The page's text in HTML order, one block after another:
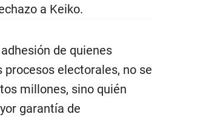
a Keiko.
de quienes
electorales, no se
millones, sino quién
garantía de